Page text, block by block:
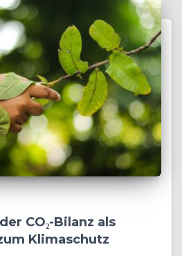
CO₂-Bilanz als
Klimaschutz